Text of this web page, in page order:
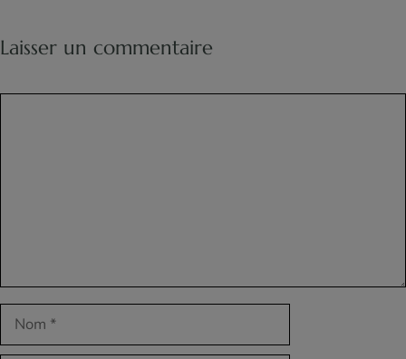
Laisser un commentaire
Nom